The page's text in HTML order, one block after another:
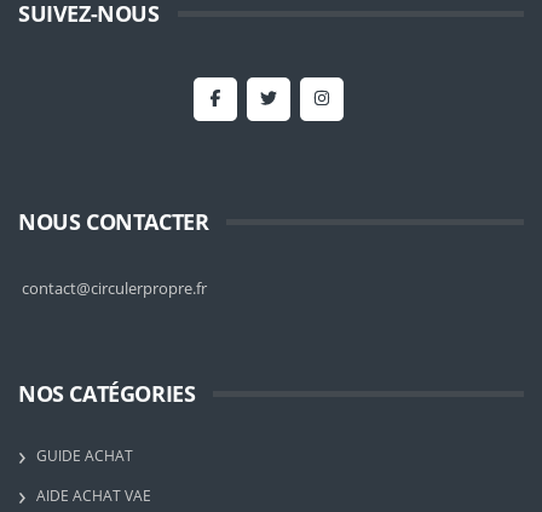
SUIVEZ-NOUS
NOUS CONTACTER
contact@circulerpropre.fr
NOS CATÉGORIES
GUIDE ACHAT
AIDE ACHAT VAE